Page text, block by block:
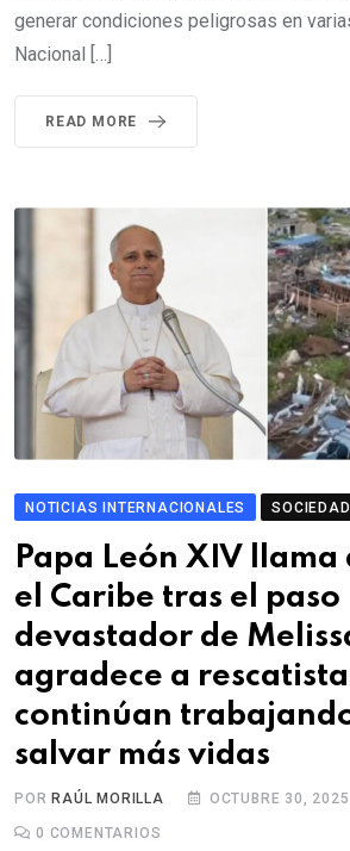
generar condiciones peligrosas en
Nacional […]
READ MORE
NOTICIAS INTERNACIONALES SOCIEDAD
Papa León XIV
el Caribe tras el paso
devastador de
agradece a
continúan
salvar más vidas
POR RAÚL MORILLA OCTUBRE 30, 2025
0 COMENTARIOS